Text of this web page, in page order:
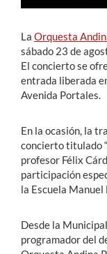
La Orquesta
sábado 23 de
El concierto se
entrada liberada
Avenida Portales.
En la ocasión, la
concierto titulado
profesor Félix
participación
la Escuela Manuel
Desde la
programador del